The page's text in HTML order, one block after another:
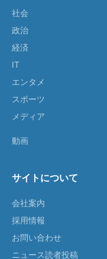
社会
政治
経済
IT
エンタメ
スポーツ
メディア
動画
サイトについて
会社案内
採用情報
お問い合わせ
ニュース読者投稿